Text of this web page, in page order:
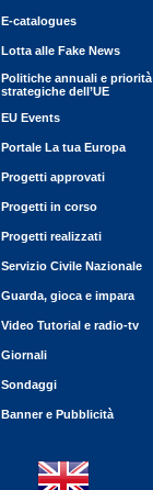
E-catalogues
Lotta alle Fake News
Politiche annuali e priorità
strategiche dell’UE
EU Events
Portale La tua Europa
Progetti approvati
Progetti in corso
Progetti realizzati
Servizio Civile Nazionale
Guarda, gioca e impara
Video Tutorial e radio-tv
Giornali
Sondaggi
Banner e Pubblicità